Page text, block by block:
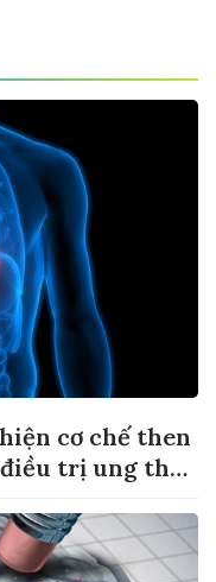
cơ chế then
trị ung thư